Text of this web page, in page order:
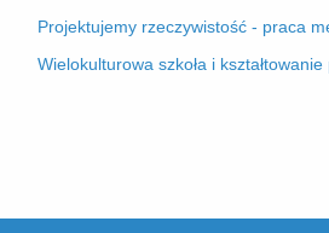
Projektujemy rzeczywistość - praca
Wielokulturowa szkoła i